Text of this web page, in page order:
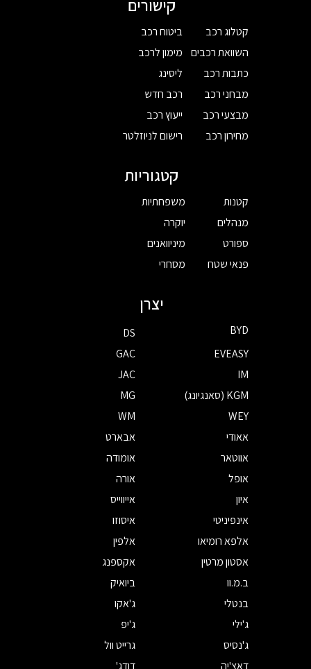
קישורים
קטלוג רכב
השוואת רכבים
כתבות רכב
מבחני רכב
מבצעי רכב
מחירון רכב
ביטוח רכב
מימון לרכב
ליסינג
רכב חדש
ייעוץ רכב
רישום לניוזלטר
קטגוריות
קטנות
מנהלים
ספורט
פנאי שטח
משפחתיות
יוקרה
מיניוואנים
מסחרי
יצרן
BYD
DS
EVEASY
GAC
IM
JAC
KGM (סאנגיונג)
MG
WEY
WM
אאודי
אבארט
אווטאר
אומודה
אופל
אורה
איון
אייווייס
אינפיניטי
איסוזו
אלפא רומיאו
אלפין
אסטון מרטין
אקספנג
ב.מ.וו
ביואיק
בנטלי
ג'אקו
ג'ילי
ג'יפ
ג'נסיס
גרייט וול
דאצ'יה
דודג'